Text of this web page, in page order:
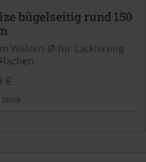
bügelseitig rund 150
Walzen-Ø für Lackierung
€
Stück